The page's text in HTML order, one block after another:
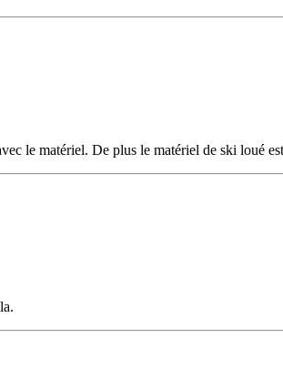
le matériel. De plus le matériel de ski loué